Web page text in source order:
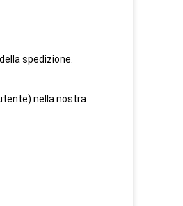
spedizione.
nella nostra